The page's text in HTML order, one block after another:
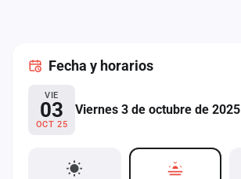
Fecha y horarios
VIE
03
OCT 25
Viernes 3 de octubre de 2025